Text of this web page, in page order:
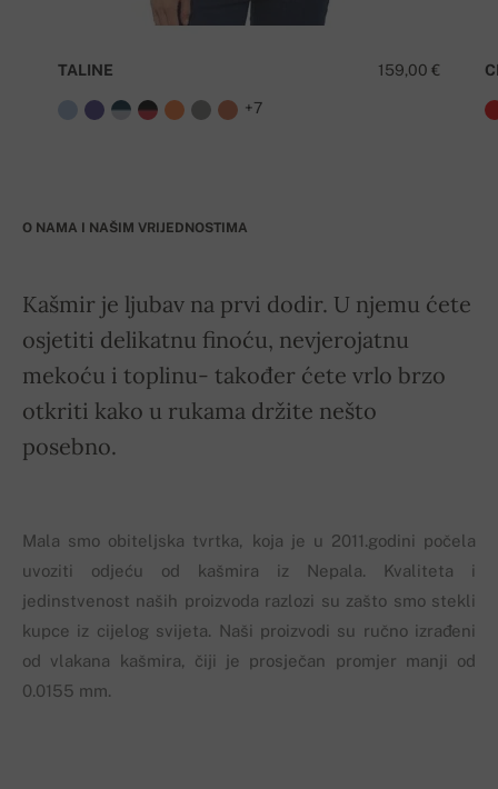
159,00 €
TALINE
+7
O NAMA I NAŠIM VRIJEDNOSTIMA
Kašmir je ljubav na prvi dodir. U njemu ćete
osjetiti delikatnu finoću, nevjerojatnu
mekoću i toplinu- također ćete vrlo brzo
otkriti kako u rukama držite nešto
posebno.
Mala smo obiteljska tvrtka, koja je u 2011.godini počela
uvoziti odjeću od kašmira iz Nepala. Kvaliteta i
jedinstvenost naših proizvoda razlozi su zašto smo stekli
kupce iz cijelog svijeta. Naši proizvodi su ručno izrađeni
od vlakana kašmira, čiji je prosječan promjer manji od
0.0155 mm.